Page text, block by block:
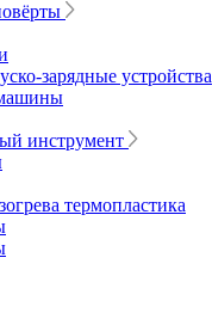
зарядные устройства
инструмент
термопластика